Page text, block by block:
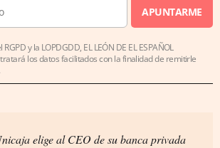
APUNTARME
y la LOPDGDD, EL LEÓN DE EL ESPAÑOL
tratará los datos facilitados con la finalidad de remitirle
elige al CEO de su banca privada